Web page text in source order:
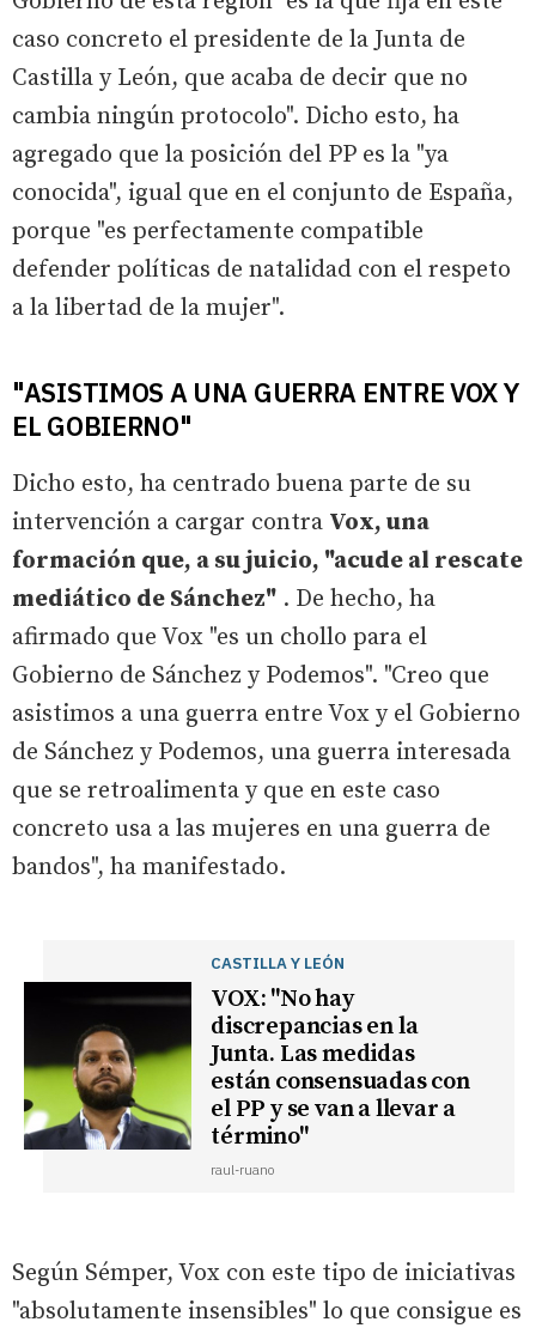
caso concreto el presidente de la Junta de
Castilla y León, que acaba de decir que no
cambia ningún protocolo". Dicho esto, ha
agregado que la posición del PP es la "ya
conocida", igual que en el conjunto de España,
porque "es perfectamente compatible
defender políticas de natalidad con el respeto
a la libertad de la mujer".
"ASISTIMOS A UNA GUERRA ENTRE VOX Y
EL GOBIERNO"
Dicho esto, ha centrado buena parte de su
intervención a cargar contra Vox, una
formación que, a su juicio, "acude al rescate
mediático de Sánchez" . De hecho, ha
afirmado que Vox "es un chollo para el
Gobierno de Sánchez y Podemos". "Creo que
asistimos a una guerra entre Vox y el Gobierno
de Sánchez y Podemos, una guerra interesada
que se retroalimenta y que en este caso
concreto usa a las mujeres en una guerra de
bandos", ha manifestado.
CASTILLA Y LEÓN
VOX: "No hay
discrepancias en la
Junta. Las medidas
están consensuadas con
el PP y se van a llevar a
término"
raul-ruano
Según Sémper, Vox con este tipo de iniciativas
"absolutamente insensibles" lo que consigue es